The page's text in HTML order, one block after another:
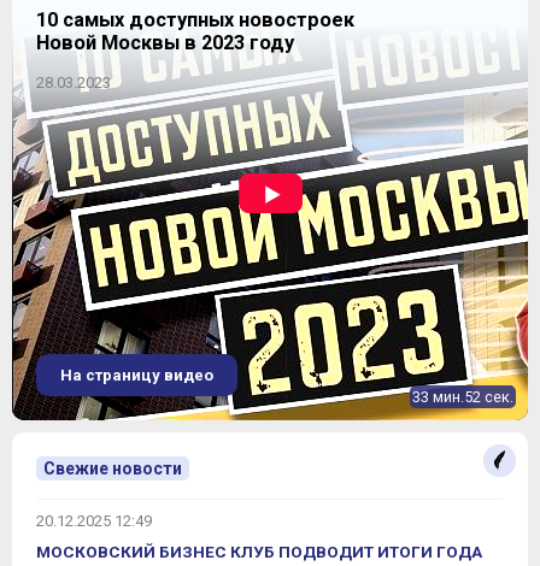
10 самых доступных новостроек
Новой Москвы в 2023 году
28.03.2023
33 мин.52 сек.
На страницу видео
Свежие новости
20.12.2025 12:49
МОСКОВСКИЙ БИЗНЕС КЛУБ ПОДВОДИТ ИТОГИ ГОДА